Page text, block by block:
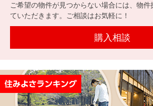
ご希望の物件が見つからない場合には、物
ていただきます。ご相談はお気軽に！
購入相談